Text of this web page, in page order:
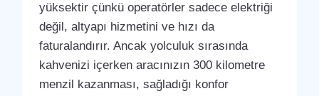
yüksektir çünkü operatörler sadece elektriği
değil, altyapı hizmetini ve hızı da
faturalandırır. Ancak yolculuk sırasında
kahvenizi içerken aracınızın 300 kilometre
menzil kazanması, sağladığı konfor